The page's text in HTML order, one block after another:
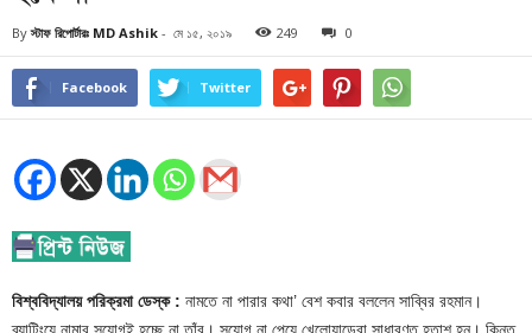
By স্টাফ রিপোর্টারঃ MD Ashik - মে ১৫, ২০১৯ 249 0
Facebook Twitter
বিশ্ববিদ্যালয় পরিক্রমা ডেস্ক : নামতে না পারার কথা’ বেশ কবার বললেন সাব্বির রহমান।